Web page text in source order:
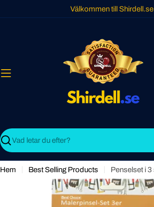
to
Välkommen till Shirdell.se
Search
Hem Best Selling Products